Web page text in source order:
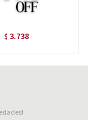
$ 3.738